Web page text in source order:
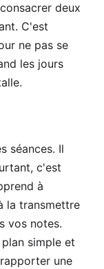
deux
C'est
ne pas se
les jours
séances. Il
c'est
à
la transmettre
vos notes.
simple et
une